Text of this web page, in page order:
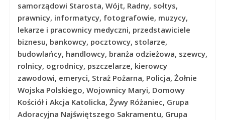
samorządowi Starosta, Wójt, Radny, sołtys,
prawnicy, informatycy, fotografowie, muzycy,
lekarze i pracownicy medyczni, przedstawiciele
biznesu, bankowcy, pocztowcy, stolarze,
budowlańcy, handlowcy, branża odzieżowa, szewcy,
rolnicy, ogrodnicy, pszczelarze, kierowcy
zawodowi, emeryci, Straż Pożarna, Policja, Żołnie
Wojska Polskiego, Wojownicy Maryi, Domowy
Kościół i Akcja Katolicka, Żywy Różaniec, Grupa
Adoracyjna Najświętszego Sakramentu, Grupa